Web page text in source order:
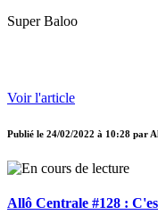
Super Baloo
Voir l'article
Publié le 24/02/2022 à 10:28 par
Allô Centrale #128 :